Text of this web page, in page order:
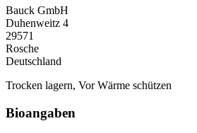
Bauck GmbH
Duhenweitz 4
29571
Rosche
Deutschland
Trocken lagern, Vor Wärme schützen
Bioangaben